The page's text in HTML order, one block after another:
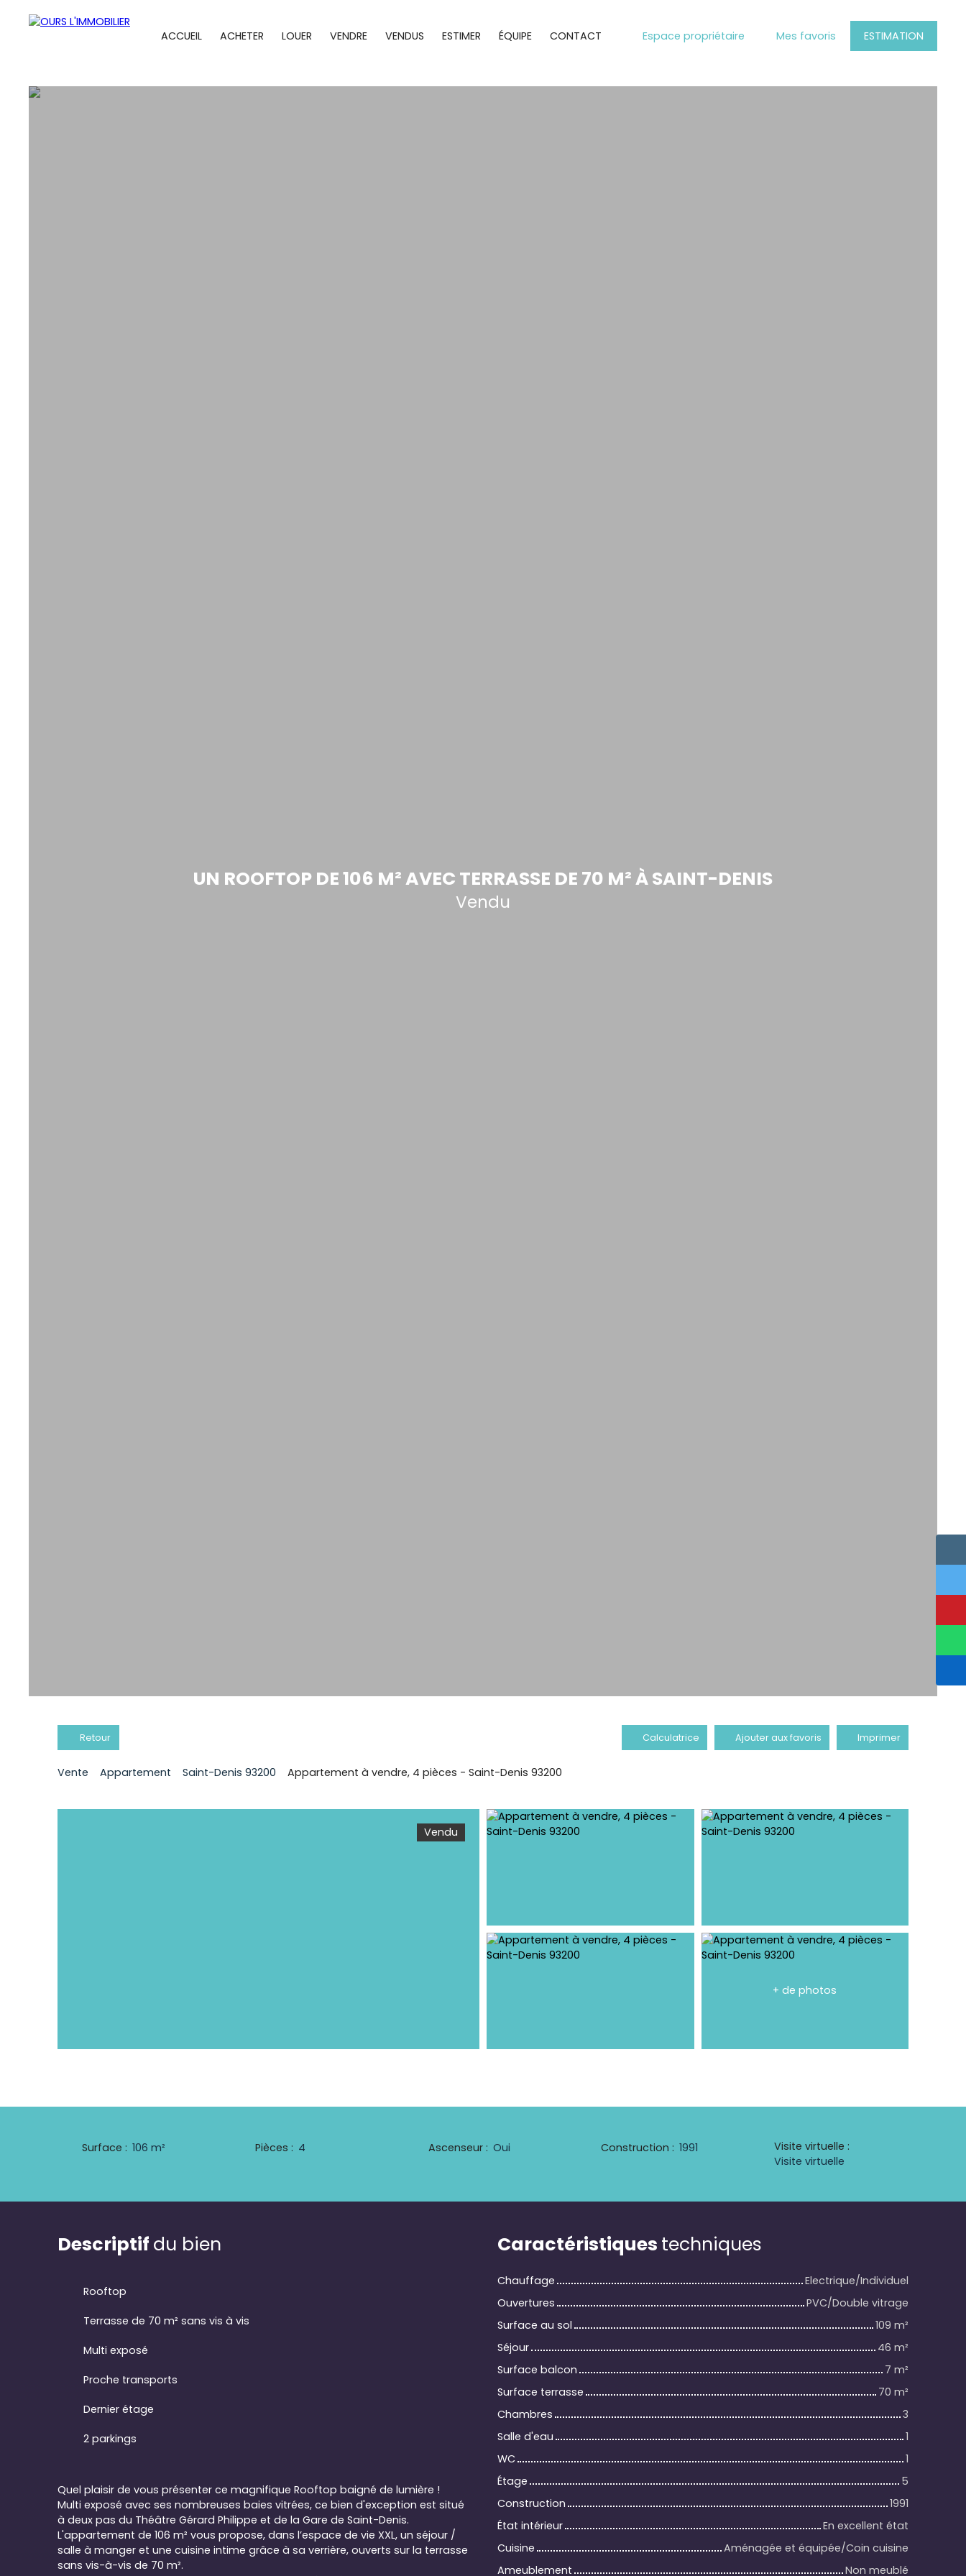
ACCUEIL ACHETER LOUER VENDRE VENDUS ESTIMER ÉQUIPE CONTACT Espace propriétaire Mes favoris ESTIMATION
UN ROOFTOP DE 106 M² AVEC TERRASSE DE 70 M² À SAINT-DENIS
Vendu
Retour Calculatrice Ajouter aux favoris Imprimer
Vente Appartement Saint-Denis 93200 Appartement à vendre, 4 pièces - Saint-Denis 93200
Vendu
+ de photos
Surface : 106 m² Pièces : 4 Ascenseur: Oui Construction : 1991 Visite virtuelle :
Visite virtuelle
Descriptif du bien
Rooftop
Terrasse de 70 m² sans vis à vis
Multi exposé
Proche transports
Dernier étage
2 parkings
Quel plaisir de vous présenter ce magnifique Rooftop baigné de lumière !
Multi exposé avec ses nombreuses baies vitrées, ce bien d'exception est situé
à deux pas du Théâtre Gérard Philippe et de la Gare de Saint-Denis.
L'appartement de 106 m² vous propose, dans l’espace de vie XXL, un séjour /
salle à manger et une cuisine intime grâce à sa verrière, ouverts sur la terrasse
sans vis-à-vis de 70 m².
Caractéristiques techniques
Chauffage
Electrique/Individuel
Ouvertures
PVC/Double vitrage
Surface au sol
109 m²
Séjour
46 m²
Surface balcon
7 m²
Surface terrasse
70 m²
Chambres
3
Salle d'eau
1
WC
1
Étage
5
Construction
1991
État intérieur
En excellent état
Cuisine
Aménagée et équipée/Coin cuisine
Ameublement
Non meublé